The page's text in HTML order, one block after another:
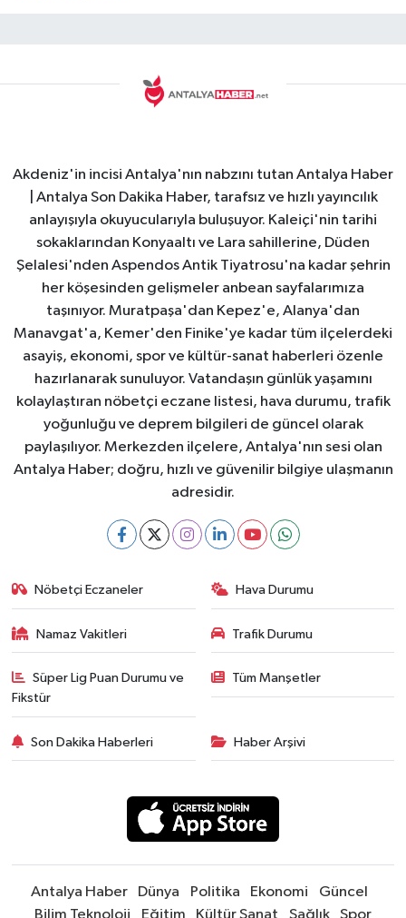
Akdeniz'in incisi Antalya'nın nabzını tutan Antalya Haber
| Antalya Son Dakika Haber, tarafsız ve hızlı yayıncılık
anlayışıyla okuyucularıyla buluşuyor. Kaleiçi'nin tarihi
sokaklarından Konyaaltı ve Lara sahillerine, Düden
Şelalesi'nden Aspendos Antik Tiyatrosu'na kadar şehrin
her köşesinden gelişmeler anbean sayfalarımıza
taşınıyor. Muratpaşa'dan Kepez'e, Alanya'dan
Manavgat'a, Kemer'den Finike'ye kadar tüm ilçelerdeki
asayiş, ekonomi, spor ve kültür-sanat haberleri özenle
hazırlanarak sunuluyor. Vatandaşın günlük yaşamını
kolaylaştıran nöbetçi eczane listesi, hava durumu, trafik
yoğunluğu ve deprem bilgileri de güncel olarak
paylaşılıyor. Merkezden ilçelere, Antalya'nın sesi olan
Antalya Haber; doğru, hızlı ve güvenilir bilgiye ulaşmanın
adresidir.
Nöbetçi Eczaneler Hava Durumu
Namaz Vakitleri Trafik Durumu
Süper Lig Puan Durumu ve
Fikstür
Tüm Manşetler
Son Dakika Haberleri Haber Arşivi
Antalya Haber Dünya Politika Ekonomi
Güncel
Bilim Teknoloji
Eğitim Kültür Sanat Sağlık Spor